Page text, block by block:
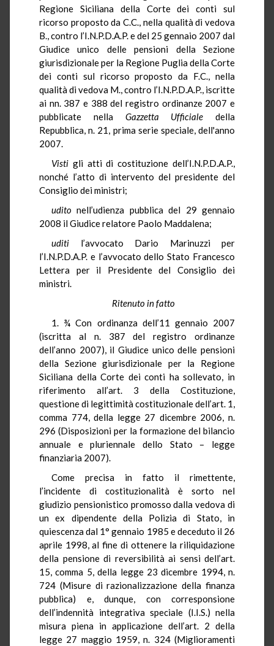
Regione Siciliana della Corte dei conti sul
ricorso proposto da C.C., nella qualità di vedova
B., contro l’I.N.P.D.A.P. e del 25 gennaio 2007 dal
Giudice unico delle pensioni della Sezione
giurisdizionale per la Regione Puglia della Corte
dei conti sul ricorso proposto da F.C., nella
qualità di vedova M., contro l’I.N.P.D.A.P., iscritte
ai nn. 387 e 388 del registro ordinanze 2007 e
pubblicate nella Gazzetta Ufficiale della
Repubblica, n. 21, prima serie speciale, dell'anno
2007.
Visti gli atti di costituzione dell’I.N.P.D.A.P.,
nonché l’atto di intervento del presidente del
Consiglio dei ministri;
udito nell’udienza pubblica del 29 gennaio
2008 il Giudice relatore Paolo Maddalena;
uditi
l’avvocato Dario Marinuzzi per
l’I.N.P.D.A.P. e l’avvocato dello Stato Francesco
Lettera per il Presidente del Consiglio dei
ministri.
Ritenuto in fatto
1. ¾ Con ordinanza dell’11 gennaio 2007
(iscritta al n. 387 del registro ordinanze
dell’anno 2007), il Giudice unico delle pensioni
della Sezione giurisdizionale per la Regione
Siciliana della Corte dei conti ha sollevato, in
riferimento all’art. 3 della Costituzione,
questione di legittimità costituzionale dell’art. 1,
comma 774, della legge 27 dicembre 2006, n.
296 (Disposizioni per la formazione del bilancio
annuale e pluriennale dello Stato – legge
finanziaria 2007).
Come precisa in fatto il rimettente,
l’incidente di costituzionalità è sorto nel
giudizio pensionistico promosso dalla vedova di
un ex dipendente della Polizia di Stato, in
quiescenza dal 1° gennaio 1985 e deceduto il 26
aprile 1998, al fine di ottenere la riliquidazione
della pensione di reversibilità ai sensi dell’art.
15, comma 5, della legge 23 dicembre 1994, n.
724 (Misure di razionalizzazione della finanza
pubblica) e, dunque, con corresponsione
dell’indennità integrativa speciale (I.I.S.) nella
misura piena in applicazione dell’art. 2 della
legge 27 maggio 1959, n. 324 (Miglioramenti